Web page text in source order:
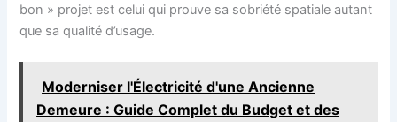
bon » projet est celui qui prouve sa sobriété spatiale autant
que sa qualité d’usage.
Moderniser l'Électricité d'une Ancienne
Demeure : Guide Complet du Budget et des